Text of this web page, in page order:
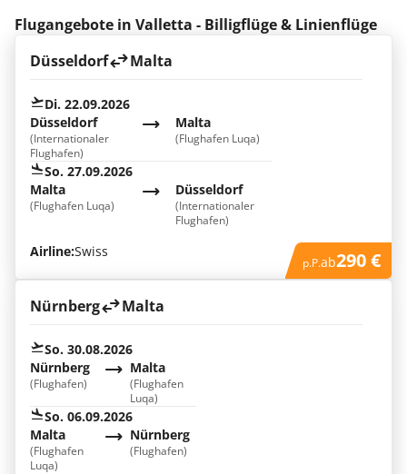
Flugangebote in Valletta - Billigflüge & Linienflüge
Düsseldorf
Malta
Di. 22.09.2026
Düsseldorf
(Internationaler
Flughafen)
Malta
(Flughafen Luqa)
So. 27.09.2026
Düsseldorf
(Internationaler
Flughafen)
Malta
(Flughafen Luqa)
Airline:Swiss
p.P.ab290 €
Nürnberg Malta
So. 30.08.2026
Nürnberg
(Flughafen)
Malta
(Flughafen
Luqa)
So. 06.09.2026
Nürnberg
(Flughafen)
Malta
(Flughafen
Luqa)